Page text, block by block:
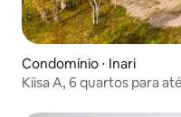
Condomínio ⋅ Inari
Kiisa A, 6 quartos para